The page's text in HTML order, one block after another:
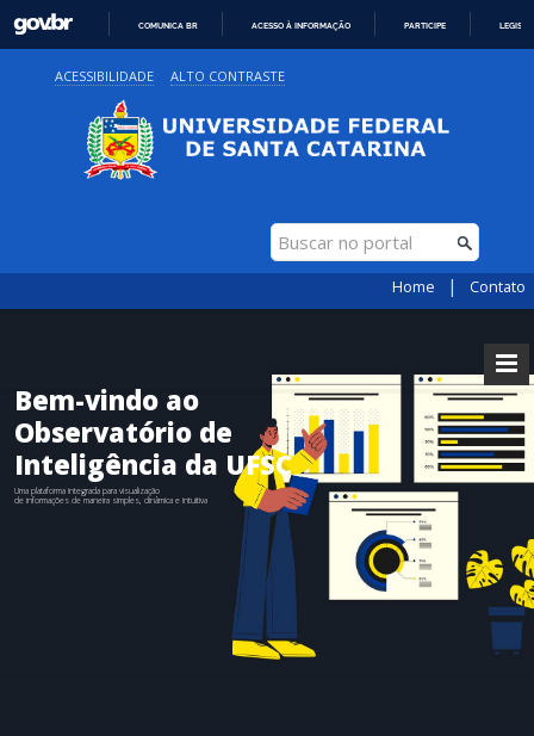
PARA
COMUNICA BR ACESSO À INFORMAÇÃO PARTICIPE
ACESSIBILIDADE ALTO CONTRASTE
Home | Contato
Bem-vindo ao
Observatório de
Inteligência da UFSC
Uma plataforma integrada para visualização
de informações de maneira simples, dinâmica e intuitiva